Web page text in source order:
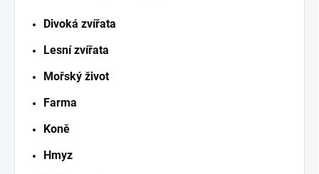
Divoká zvířata
Lesní zvířata
Mořský život
Farma
Koně
Hmyz